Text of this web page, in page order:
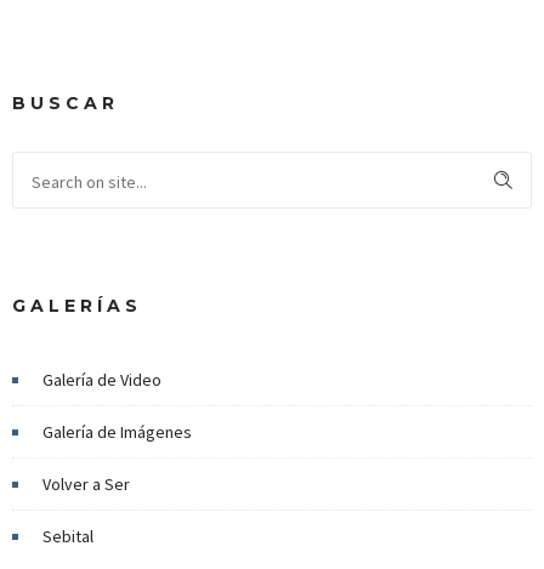
BUSCAR
GALERÍAS
Galería de Video
Galería de Imágenes
Volver a Ser
Sebital